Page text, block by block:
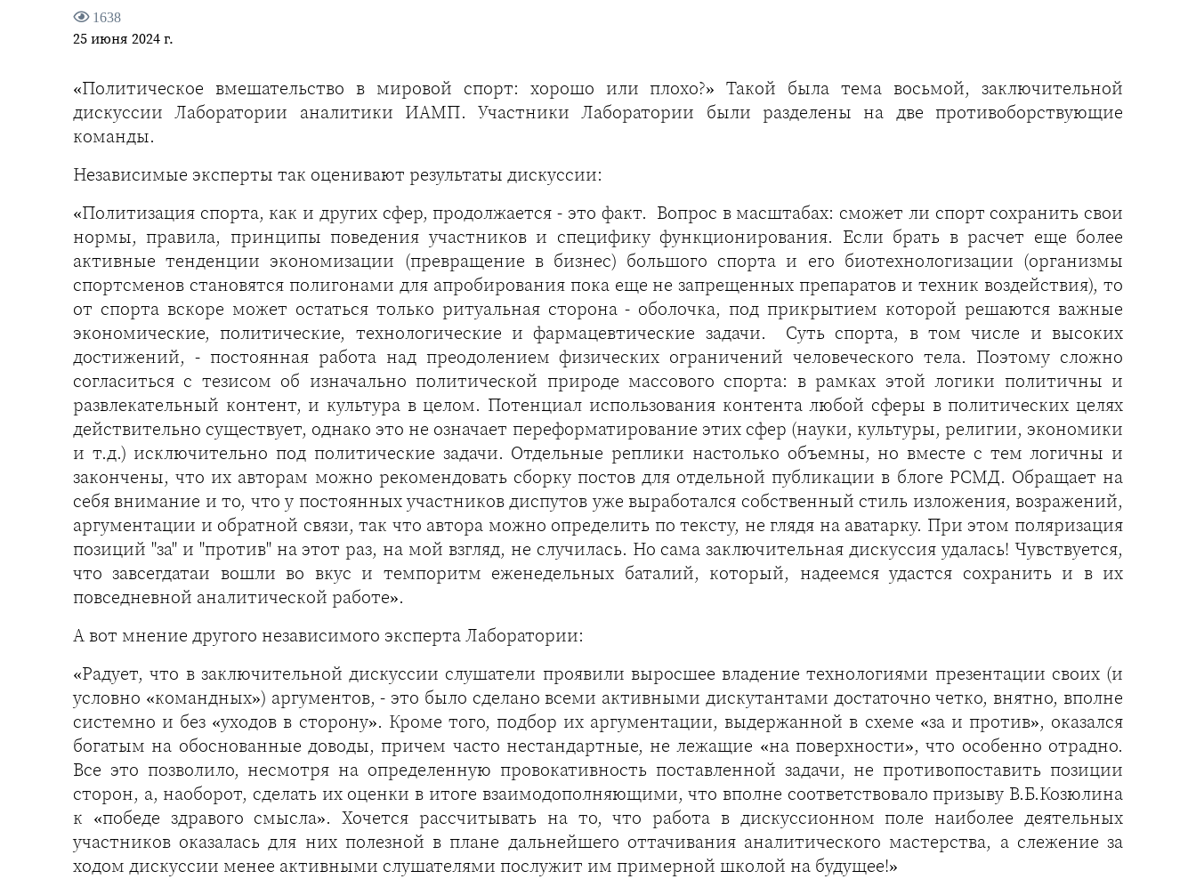
1638
25 июня 2024 г.
«Политическое вмешательство в мировой спорт: хорошо или плохо?» Такой была тема восьмой, заключительной
дискуссии Лаборатории аналитики ИАМП. Участники Лаборатории были разделены на две противоборствующие
команды.
Независимые эксперты так оценивают результаты дискуссии:
«Политизация спорта, как и других сфер, продолжается - это факт. Вопрос в масштабах: сможет ли спорт сохранить свои
нормы, правила, принципы поведения участников и специфику функционирования. Если брать в расчет еще более
активные тенденции экономизации (превращение в бизнес) большого спорта и его биотехнологизации (организмы
спортсменов становятся полигонами для апробирования пока еще не запрещенных препаратов и техник воздействия), то
от спорта вскоре может остаться только ритуальная сторона - оболочка, под прикрытием которой решаются важные
экономические, политические, технологические и фармацевтические задачи. Суть спорта, в том числе и высоких
достижений, - постоянная работа над преодолением физических ограничений человеческого тела. Поэтому сложно
согласиться с тезисом об изначально политической природе массового спорта: в рамках этой логики политичны и
развлекательный контент, и культура в целом. Потенциал использования контента любой сферы в политических целях
действительно существует, однако это не означает переформатирование этих сфер (науки, культуры, религии, экономики
и т.д.) исключительно под политические задачи. Отдельные реплики настолько объемны, но вместе с тем логичны и
закончены, что их авторам можно рекомендовать сборку постов для отдельной публикации в блоге РСМД. Обращает на
себя внимание и то, что у постоянных участников диспутов уже выработался собственный стиль изложения, возражений,
аргументации и обратной связи, так что автора можно определить по тексту, не глядя на аватарку. При этом поляризация
позиций "за" и "против" на этот раз, на мой взгляд, не случилась. Но сама заключительная дискуссия удалась! Чувствуется,
что завсегдатаи вошли во вкус и темпоритм еженедельных баталий, который, надеемся удастся сохранить и в их
повседневной аналитической работе».
А вот мнение другого независимого эксперта Лаборатории:
«Радует, что в заключительной дискуссии слушатели проявили выросшее владение технологиями презентации своих (и
условно «командных») аргументов, - это было сделано всеми активными дискутантами достаточно четко, внятно, вполне
системно и без «уходов в сторону». Кроме того, подбор их аргументации, выдержанной в схеме «за и против», оказался
богатым на обоснованные доводы, причем часто нестандартные, не лежащие «на поверхности», что особенно отрадно.
Все это позволило, несмотря на определенную провокативность поставленной задачи, не противопоставить позиции
сторон, а, наоборот, сделать их оценки в итоге взаимодополняющими, что вполне соответствовало призыву В.Б.Козюлина
к «победе здравого смысла». Хочется рассчитывать на то, что работа в дискуссионном поле наиболее деятельных
участников оказалась для них полезной в плане дальнейшего оттачивания аналитического мастерства, а слежение за
ходом дискуссии менее активными слушателями послужит им примерной школой на будущее!»